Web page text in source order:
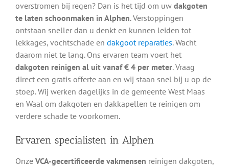
overstromen bij regen? Dan is het tijd om uw dakgoten
te laten schoonmaken in Alphen. Verstoppingen
ontstaan sneller dan u denkt en kunnen leiden tot
lekkages, vochtschade en dakgoot reparaties. Wacht
daarom niet te lang. Ons ervaren team voert het
dakgoten reinigen al uit vanaf € 4 per meter. Vraag
direct een gratis offerte aan en wij staan snel bij u op de
stoep. Wij werken dagelijks in de gemeente West Maas
en Waal om dakgoten en dakkapellen te reinigen om
verdere schade te voorkomen.
Ervaren specialisten in Alphen
Onze VCA-gecertificeerde vakmensen reinigen dakgoten,